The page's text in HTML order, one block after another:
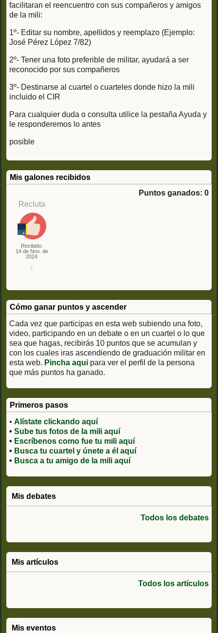
facilitaran el reencuentro con sus compañeros y amigos
de la mili:
1º- Editar su nombre, apellidos y reemplazo (Ejemplo:
José Pérez López 7/82)
2º- Tener una foto preferible de militar, ayudará a ser
reconocido por sus compañeros
3º- Destinarse al cuartel o cuarteles donde hizo la mili
incluido el CIR
Para cualquier duda o consulta utilice la pestaña Ayuda y
le responderemos lo antes
posible
Mis galones recibidos
Puntos ganados: 0
Recluta
Recibido:
14 de Nov. de
2024
1
Cómo ganar puntos y ascender
Cada vez que participas en esta web subiendo una foto,
video, participando en un debate o en un cuartel o lo que
sea que hagas, recibirás 10 puntos que se acumulan y
con los cuales iras ascendiendo de graduación militar en
esta web. Pincha aqui para ver el perfil de la persona
que más puntos ha ganado.
Primeros pasos
• Alístate clickando aquí
• Sube tus fotos de la mili aquí
• Escríbenos como fue tu mili aquí
• Busca tu cuartel y únete a él aquí
• Busca a tu amigo de la mili aquí
Mis debates
Todos los debates
Mis artículos
Todos los artículos
Mis eventos